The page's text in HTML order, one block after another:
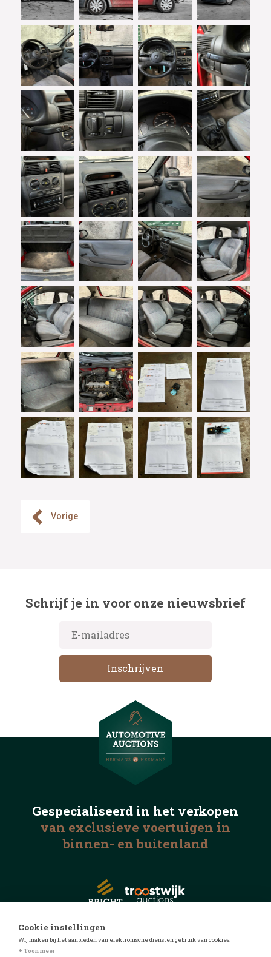
Vorige
Schrijf je in voor onze nieuwsbrief
Gespecialiseerd in het verkopen
van exclusieve voertuigen in
binnen- en buitenland
© 2026 Automotive Auctions
Cookie instellingen
Wij maken bij het aanbieden van elektronische diensten gebruik van cookies.
+ Toon meer